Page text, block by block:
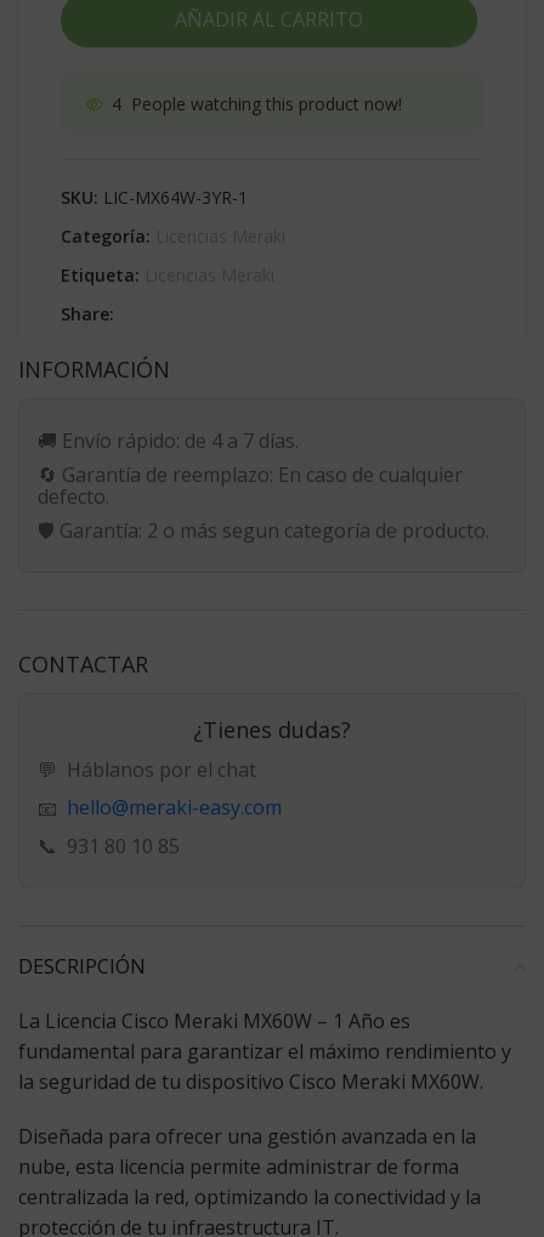
AÑADIR AL CARRITO
4 People watching this product now!
SKU: LIC-MX64W-3YR-1
Categoría:
Etiqueta:
Share:
INFORMACIÓN
🚚 Envío rápido: de 4 a 7 días.
🔄 Garantía de reemplazo: En caso de cualquier
defecto.
🛡️ Garantía: 2 o más segun categoría de producto.
CONTACTAR
¿Tienes dudas?
💬 Háblanos por el chat
📧 hello@meraki-easy.com
📞 931 80 10 85
DESCRIPCIÓN
La Licencia Cisco Meraki MX60W – 1 Año es
fundamental para garantizar el máximo rendimiento y
la seguridad de tu dispositivo Cisco Meraki MX60W.
Diseñada para ofrecer una gestión avanzada en la
nube, esta licencia permite administrar de forma
centralizada la red, optimizando la conectividad y la
protección de tu infraestructura IT.